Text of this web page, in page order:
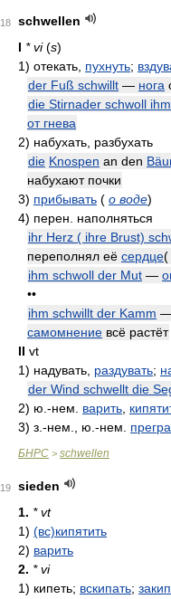
18
schwellen
I * vi(s)
1) отекать, пухнуть;
der Fuß schwillt — нога
die Stirnader schwoll
от гнева
2) набухать, разбухать
die Knospen an den
набухают почки
3) прибывать ( о воде)
4) перен. наполняться
ihr Herz ( ihre Brust)
переполнял её сердце(
ihm schwoll der Mut —
••
ihm schwillt der Kamm
самомнение всё растёт
II vt
1) надувать, раздувать;
der Wind schwellt die
2) ю.-нем. варить
3) з.-нем., ю.-нем.
БНРС > schwellen
19
sieden
1. * vt
1) (вс)кипятить
2) варить
2. * vi
1) кипеть; вскипать;